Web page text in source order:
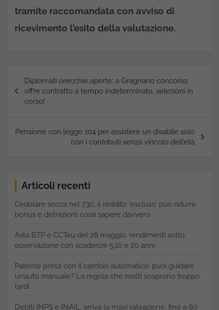
tramite raccomandata con avviso di
ricevimento l’esito della valutazione.
articoli
Diplomati orecchie aperte: a Gragnano concorso
offre contratto a tempo indeterminato, selezioni in
corso!
Pensione con legge 104 per assistere un disabile solo
con i contributi senza vincolo dell’età
Articoli recenti
Cedolare secca nel 730, il reddito ‘escluso’ può ridurre
bonus e detrazioni: cosa sapere davvero
Asta BTP e CCTeu del 28 maggio: rendimenti sotto
osservazione con scadenze 5,10 e 20 anni
Patente presa con il cambio automatico: puoi guidare
un’auto manuale? La regola che molti scoprono troppo
tardi
Debiti INPS e INAIL, arriva la maxi rateazione: fino a 60